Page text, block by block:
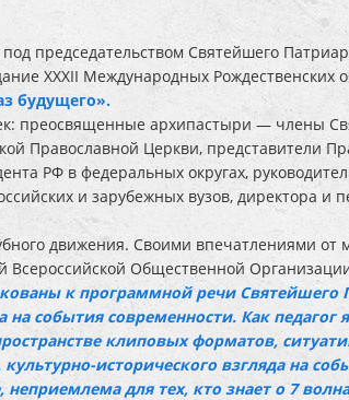
председательством Святейшего
XXXII Международных Рождественских
будущего».
преосвященные архипастыри — члены
Православной Церкви, представители
РФ в федеральных округах,
и зарубежных вузов, директора и
движения. Своими впечатлениями
Общественной
к программной речи Святейшего
события современности. Как педагог
клиповых форматов,
исторического взгляда на
для тех, кто знает о 7